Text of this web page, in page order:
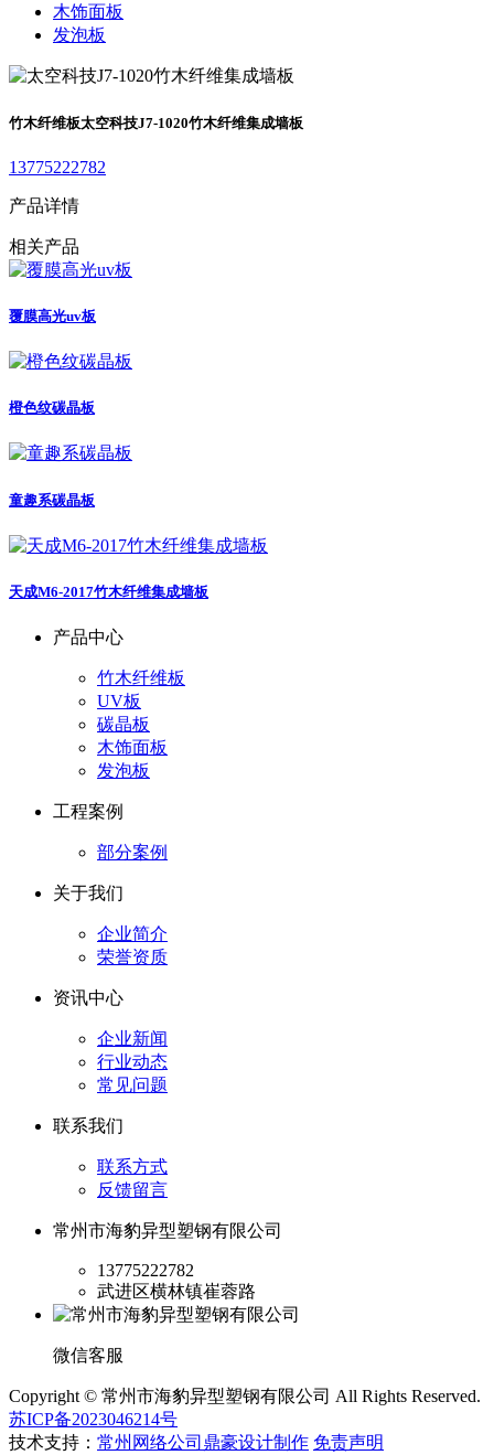
木饰面板
发泡板
竹木纤维板太空科技J7-1020竹木纤维集成墙板
13775222782
产品详情
相关产品
覆膜高光uv板
橙色纹碳晶板
童趣系碳晶板
天成M6-2017竹木纤维集成墙板
产品中心
竹木纤维板
UV板
碳晶板
木饰面板
发泡板
工程案例
部分案例
关于我们
企业简介
荣誉资质
资讯中心
企业新闻
行业动态
常见问题
联系我们
联系方式
反馈留言
常州市海豹异型塑钢有限公司
13775222782
武进区横林镇崔蓉路
微信客服
Copyright © 常州市海豹异型塑钢有限公司 All Rights Reserved.
苏ICP备2023046214号
技术支持： 常州网络公司鼎豪设计制作 免责声明